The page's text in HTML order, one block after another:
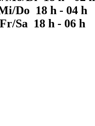
Do 18 h - 04 h
Fr/Sa 18 h - 06 h